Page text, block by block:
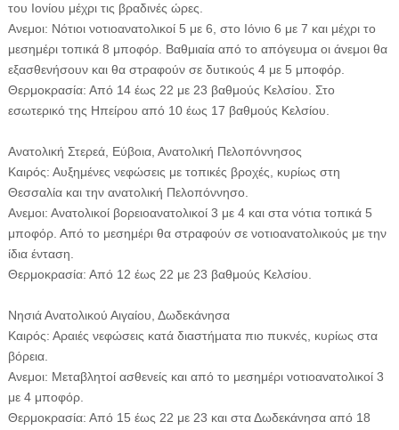
του Ιονίου μέχρι τις βραδινές ώρες.
Ανεμοι: Νότιοι νοτιοανατολικοί 5 με 6, στο Ιόνιο 6 με 7 και μέχρι το
μεσημέρι τοπικά 8 μποφόρ. Βαθμιαία από το απόγευμα οι άνεμοι θα
εξασθενήσουν και θα στραφούν σε δυτικούς 4 με 5 μποφόρ.
Θερμοκρασία: Από 14 έως 22 με 23 βαθμούς Κελσίου. Στο
εσωτερικό της Ηπείρου από 10 έως 17 βαθμούς Κελσίου.
Ανατολική Στερεά, Εύβοια, Ανατολική Πελοπόννησος
Καιρός: Αυξημένες νεφώσεις με τοπικές βροχές, κυρίως στη
Θεσσαλία και την ανατολική Πελοπόννησο.
Ανεμοι: Ανατολικοί βορειοανατολικοί 3 με 4 και στα νότια τοπικά 5
μποφόρ. Από το μεσημέρι θα στραφούν σε νοτιοανατολικούς με την
ίδια ένταση.
Θερμοκρασία: Από 12 έως 22 με 23 βαθμούς Κελσίου.
Νησιά Ανατολικού Αιγαίου, Δωδεκάνησα
Καιρός: Αραιές νεφώσεις κατά διαστήματα πιο πυκνές, κυρίως στα
βόρεια.
Ανεμοι: Μεταβλητοί ασθενείς και από το μεσημέρι νοτιοανατολικοί 3
με 4 μποφόρ.
Θερμοκρασία: Από 15 έως 22 με 23 και στα Δωδεκάνησα από 18